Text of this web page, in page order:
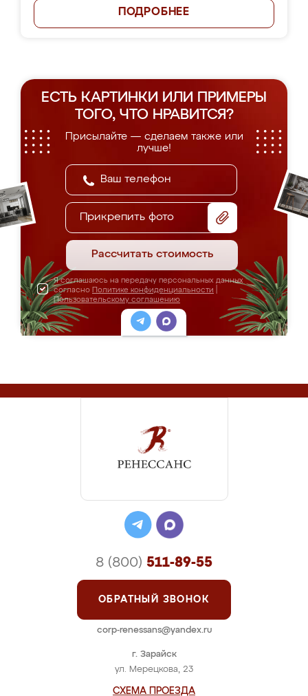
ПОДРОБНЕЕ
ЕСТЬ КАРТИНКИ ИЛИ ПРИМЕРЫ
ТОГО, ЧТО НРАВИТСЯ?
Присылайте — сделаем также или
лучше!
Прикрепить фото
Рассчитать стоимость
Я соглашаюсь на передачу персональных данных
согласно Политике конфиденциальности
Пользовательскому соглашению
г. Зарайск
ул. Мерецкова, 23
СХЕМА ПРОЕЗДА
8 (800) 511-89-55
ОБРАТНЫЙ ЗВОНОК
corp-renessans@yandex.ru